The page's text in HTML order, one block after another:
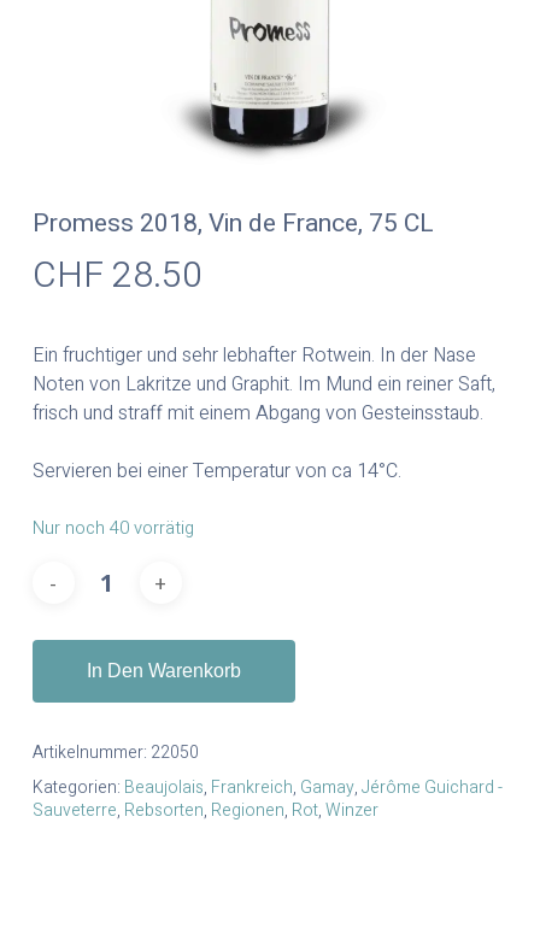
Promess 2018, Vin de France, 75 CL
CHF 28.50
Ein fruchtiger und sehr lebhafter Rotwein. In der Nase
Noten von Lakritze und Graphit. Im Mund ein reiner Saft,
frisch und straff mit einem Abgang von Gesteinsstaub.
Servieren bei einer Temperatur von ca 14°C.
Nur noch 40 vorrätig
In Den Warenkorb
Artikelnummer: 22050
Kategorien: Beaujolais, Frankreich, Gamay,Jérôme Guichard -
Sauveterre, Rebsorten, Regionen, Rot,Winzer